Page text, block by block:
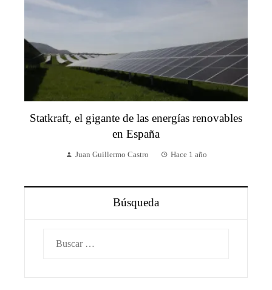
Statkraft, el gigante de las energías renovables
en España
Juan Guillermo Castro Hace 1 año
Búsqueda